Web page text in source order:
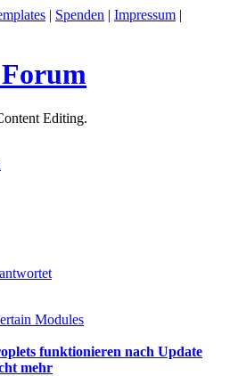
| Spenden | Impressum |
Editing.
Modules
funktionieren nach Update
mehr